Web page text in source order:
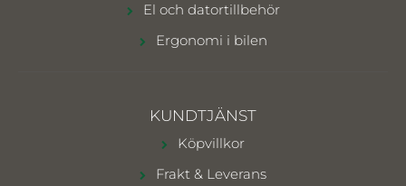
El och datortillbehör
Ergonomi i bilen
KUNDTJÄNST
Köpvillkor
Frakt & Leverans